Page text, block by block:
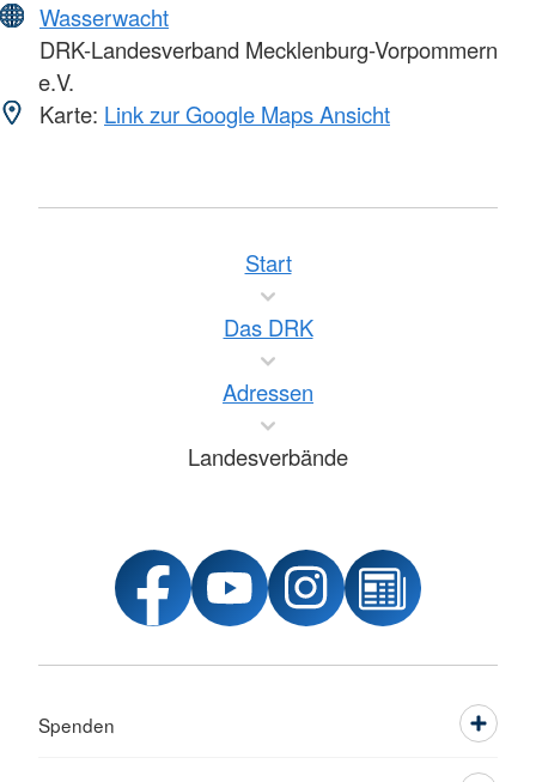
Wasserwacht
DRK-Landesverband Mecklenburg-Vorpommern
e.V.
Karte: Link zur Google Maps Ansicht
Start
Das DRK
Adressen
Landesverbände
Spenden